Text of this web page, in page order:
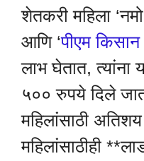
शेतकरी महिला
आणि ‘पीएम किसान
लाभ घेतात, त्यांना
५०० रुपये दिले
महिलांसाठी
महिलांसाठीही